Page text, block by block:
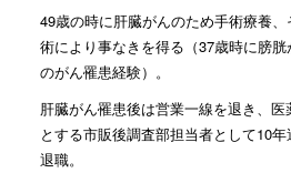
49歳の時に肝臓がんのため手術療養
術により事なきを得る（37歳時に膀
のがん罹患経験）。
肝臓がん罹患後は営業一線を退き、
とする市販後調査部担当者として10
退職。